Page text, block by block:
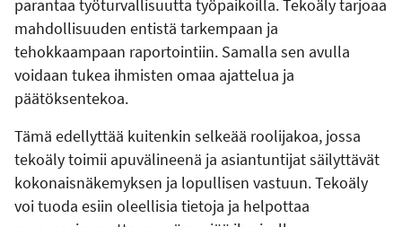
parantaa työturvallisuutta työpaikoilla. Tekoäly tarjoaa
mahdollisuuden entistä tarkempaan ja
tehokkaampaan raportointiin. Samalla sen avulla
voidaan tukea ihmisten omaa ajattelua ja
päätöksentekoa.
Tämä edellyttää kuitenkin selkeää roolijakoa, jossa
tekoäly toimii apuvälineenä ja asiantuntijat säilyttävät
kokonaisnäkemyksen ja lopullisen vastuun. Tekoäly
voi tuoda esiin oleellisia tietoja ja helpottaa